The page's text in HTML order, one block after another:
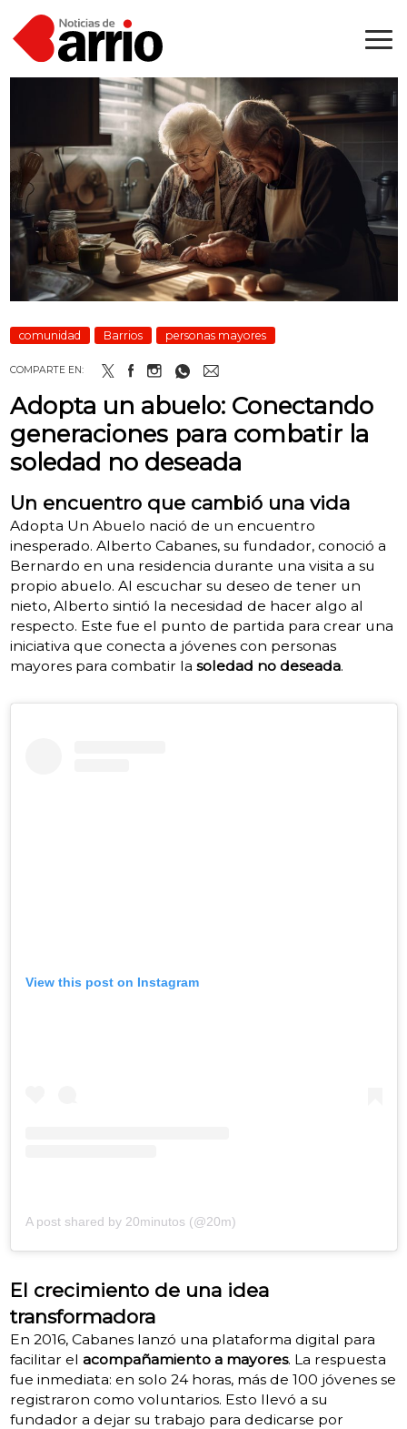
comunidad Barrios personas mayores
COMPARTE EN:
Adopta un abuelo: Conectando
generaciones para combatir la
soledad no deseada
Un encuentro que cambió una vida
Adopta Un Abuelo nació de un encuentro
inesperado. Alberto Cabanes, su fundador, conoció a
Bernardo en una residencia durante una visita a su
propio abuelo. Al escuchar su deseo de tener un
nieto, Alberto sintió la necesidad de hacer algo al
respecto. Este fue el punto de partida para crear una
iniciativa que conecta a jóvenes con personas
mayores para combatir la soledad no deseada.
View this post on Instagram
A post shared by 20minutos (@20m)
El crecimiento de una idea
transformadora
En 2016, Cabanes lanzó una plataforma digital para
facilitar el acompañamiento a mayores. La respuesta
fue inmediata: en solo 24 horas, más de 100 jóvenes se
registraron como voluntarios. Esto llevó a su
fundador a dejar su trabajo para dedicarse por